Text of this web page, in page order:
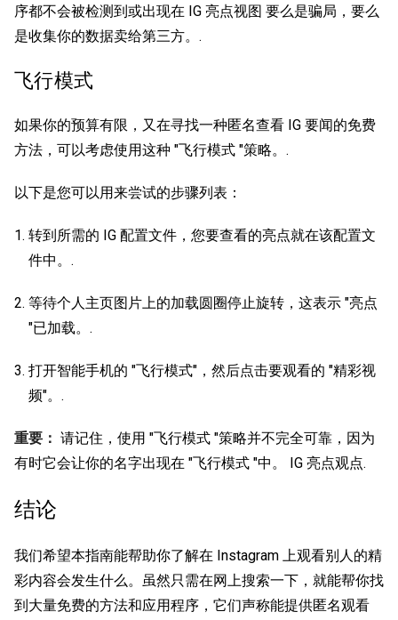
序都不会被检测到或出现在 IG 亮点视图 要么是骗局，要么
是收集你的数据卖给第三方。.
飞行模式
如果你的预算有限，又在寻找一种匿名查看 IG 要闻的免费
方法，可以考虑使用这种 "飞行模式 "策略。.
以下是您可以用来尝试的步骤列表：
转到所需的 IG 配置文件，您要查看的亮点就在该配置文
件中。.
等待个人主页图片上的加载圆圈停止旋转，这表示 "亮点
"已加载。.
打开智能手机的 "飞行模式"，然后点击要观看的 "精彩视
频"。.
重要： 请记住，使用 "飞行模式 "策略并不完全可靠，因为
有时它会让你的名字出现在 "飞行模式 "中。 IG 亮点观点.
结论
我们希望本指南能帮助你了解在 Instagram 上观看别人的精
彩内容会发生什么。虽然只需在网上搜索一下，就能帮你找
到大量免费的方法和应用程序，它们声称能提供匿名观看